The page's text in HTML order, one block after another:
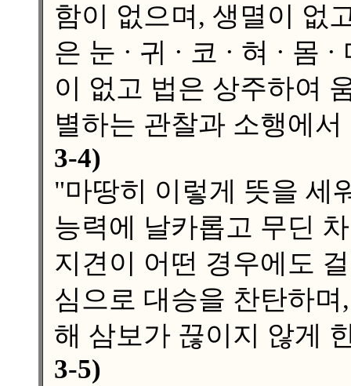
함이 없으며, 생멸이 없
은 눈 · 귀 · 코 · 혀 · 몸
이 없고 법은 상주하여
별하는 관찰과 소행에
3-4)
"마땅히 이렇게 뜻을 세
능력에 날카롭고 무딘
지견이 어떤 경우에도
심으로 대승을 찬탄하
해 삼보가 끊이지 않게
3-5)